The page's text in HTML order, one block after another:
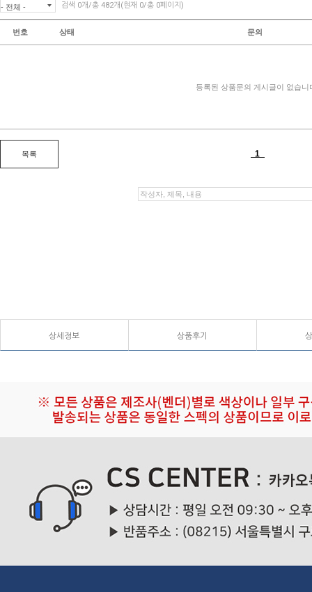
상세정보 상품후기